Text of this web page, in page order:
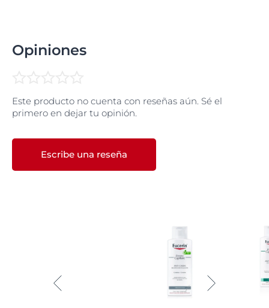
Opiniones
Este producto no cuenta con reseñas aún. Sé el
primero en dejar tu opinión.
Escribe una reseña